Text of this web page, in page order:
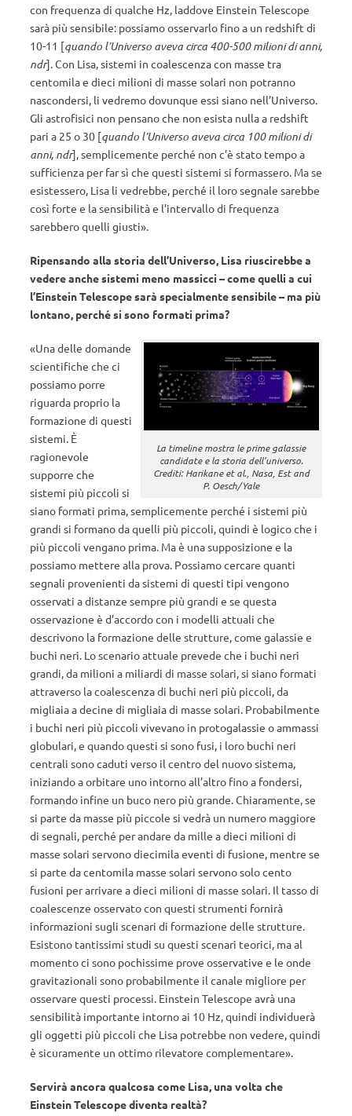
con frequenza di qualche Hz, laddove Einstein Telescope
sarà più sensibile: possiamo osservarlo fino a un redshift di
10-11 [quando l’Universo aveva circa 400-500 milioni di anni,
ndr]. Con Lisa, sistemi in coalescenza con masse tra
centomila e dieci milioni di masse solari non potranno
nascondersi, li vedremo dovunque essi siano nell’Universo.
Gli astrofisici non pensano che non esista nulla a redshift
pari a 25 o 30 [quando l’Universo aveva circa 100 milioni di
anni, ndr], semplicemente perché non c’è stato tempo a
sufficienza per far sì che questi sistemi si formassero. Ma se
esistessero, Lisa li vedrebbe, perché il loro segnale sarebbe
così forte e la sensibilità e l’intervallo di frequenza
sarebbero quelli giusti».
Ripensando alla storia dell’Universo, Lisa riuscirebbe a
vedere anche sistemi meno massicci – come quelli a cui
l’Einstein Telescope sarà specialmente sensibile – ma più
lontano, perché si sono formati prima?
La timeline mostra le prime galassie
candidate e la storia dell’universo.
Crediti: Harikane et al., Nasa, Est and
P. Oesch/Yale
«Una delle domande
scientifiche che ci
possiamo porre
riguarda proprio la
formazione di questi
sistemi. È
ragionevole
supporre che
sistemi più piccoli si
siano formati prima, semplicemente perché i sistemi più
grandi si formano da quelli più piccoli, quindi è logico che i
più piccoli vengano prima. Ma è una supposizione e la
possiamo mettere alla prova. Possiamo cercare quanti
segnali provenienti da sistemi di questi tipi vengono
osservati a distanze sempre più grandi e se questa
osservazione è d’accordo con i modelli attuali che
descrivono la formazione delle strutture, come galassie e
buchi neri. Lo scenario attuale prevede che i buchi neri
grandi, da milioni a miliardi di masse solari, si siano formati
attraverso la coalescenza di buchi neri più piccoli, da
migliaia a decine di migliaia di masse solari. Probabilmente
i buchi neri più piccoli vivevano in protogalassie o ammassi
globulari, e quando questi si sono fusi, i loro buchi neri
centrali sono caduti verso il centro del nuovo sistema,
iniziando a orbitare uno intorno all’altro fino a fondersi,
formando infine un buco nero più grande. Chiaramente, se
si parte da masse più piccole si vedrà un numero maggiore
di segnali, perché per andare da mille a dieci milioni di
masse solari servono diecimila eventi di fusione, mentre se
si parte da centomila masse solari servono solo cento
fusioni per arrivare a dieci milioni di masse solari. Il tasso di
coalescenze osservato con questi strumenti fornirà
informazioni sugli scenari di formazione delle strutture.
Esistono tantissimi studi su questi scenari teorici, ma al
momento ci sono pochissime prove osservative e le onde
gravitazionali sono probabilmente il canale migliore per
osservare questi processi. Einstein Telescope avrà una
sensibilità importante intorno ai 10 Hz, quindi individuerà
gli oggetti più piccoli che Lisa potrebbe non vedere, quindi
è sicuramente un ottimo rilevatore complementare».
Servirà ancora qualcosa come Lisa, una volta che
Einstein Telescope diventa realtà?